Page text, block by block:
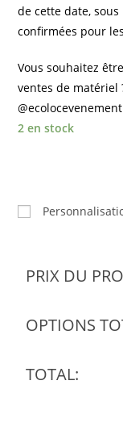
de cette date,
confirmées pour
Vous souhaitez
ventes de matériel
2 en stock
PRIX DU
OPTIONS
TOTAL: